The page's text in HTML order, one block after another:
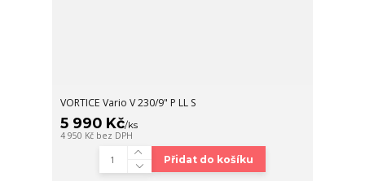
VORTICE Vario V 230/9" P LL S
5 990 Kč/ks
4 950 Kč bez DPH
Přidat do košíku